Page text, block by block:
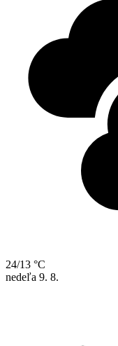
24/13 °C
nedeľa 9. 8.